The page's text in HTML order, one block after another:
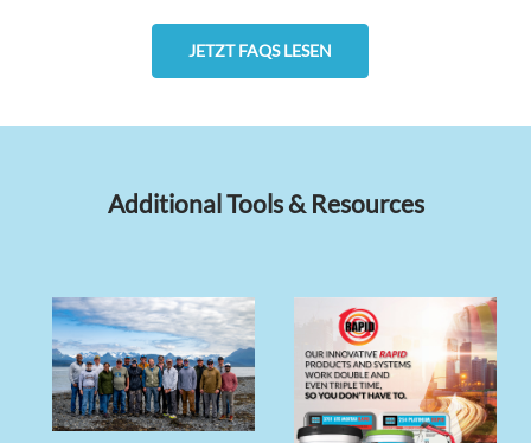
JETZT FAQS LESEN
Additional Tools & Resources